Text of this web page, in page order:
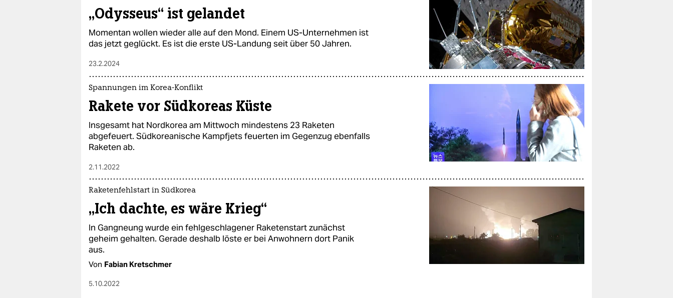
„Odysseus“ ist gelandet
Momentan wollen wieder alle auf den Mond. Einem US-Unternehmen ist
das jetzt geglückt. Es ist die erste US-Landung seit über 50 Jahren.
23.2.2024
Spannungen im Korea-Konflikt
Rakete vor Südkoreas Küste
Insgesamt hat Nordkorea am Mittwoch mindestens 23 Raketen
abgefeuert. Südkoreanische Kampfjets feuerten im Gegenzug ebenfalls
Raketen ab.
2.11.2022
Raketenfehlstart in Südkorea
„Ich dachte, es wäre Krieg“
In Gangneung wurde ein fehlgeschlagener Raketenstart zunächst
geheim gehalten. Gerade deshalb löste er bei Anwohnern dort Panik
aus.
Von Fabian Kretschmer
5.10.2022